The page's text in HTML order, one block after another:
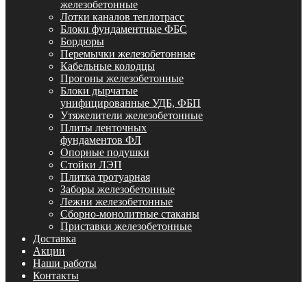
железобетонные
Лотки каналов теплотрасс
Блоки фундаментные ФБС
Бордюры
Перемычки железобетонные
Кабельные колодцы
Прогоны железобетонные
Блоки дырчатые
унифицированные УДБ, ФБП
Утяжелители железобетонные
Плиты ленточных
фундаментов ФЛ
Опорные подушки
Стойки ЛЭП
Плитка тротуарная
Заборы железобетонные
Лежни железобетонные
Сборно-монолитные стаканы
Приставки железобетонные
Доставка
Акции
Наши работы
Контакты